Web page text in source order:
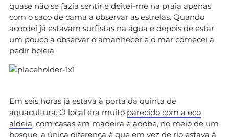
quase não se fazia sentir e deitei-me na praia apenas
com o saco de cama a observar as estrelas. Quando
acordei já estavam surfistas na água e depois de estar
um pouco a observar o amanhecer e o mar comecei a
pedir boleia.
Em seis horas já estava à porta da quinta de
aquacultura. O local era muito parecido com a eco
aldeia, com casas em madeira e adobe, no meio de um
bosque, a única diferença é que em vez de rio estava à